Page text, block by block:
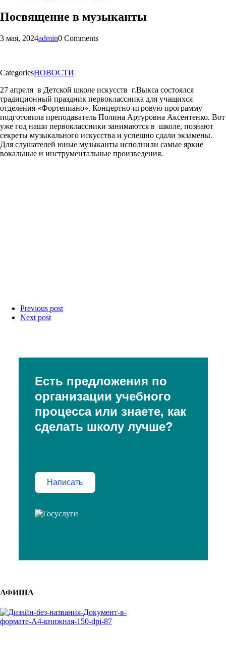
Посвящение в музыканты
3 мая, 2024admin0 Comments
CategoriesНОВОСТИ
27 апреля в Детской школе искусств г.Выкса состоялся
традиционный праздник первоклассника для учащихся
отделения «Фортепиано». Концертно-игровую программу
подготовила преподаватель Полина Артуровна Аксентенко. Вот
уже год наши первоклассники занимаются в школе, познают
секреты музыкального искусства и успешно сдали экзамены.
Для слушателей юные музыканты исполнили самые яркие
вокальные и инструментальные произведения.
Previous post
Next post
Есть предложения по
организации учебного
процесса или знаете, как
сделать школу лучше?
Написать
АФИША